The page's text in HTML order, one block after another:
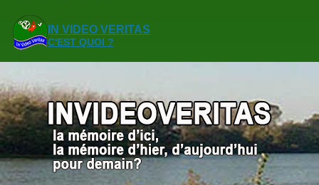
IN VIDEO VERITAS
C'EST QUOI ?